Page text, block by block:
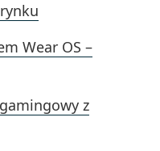
Wear OS –
z